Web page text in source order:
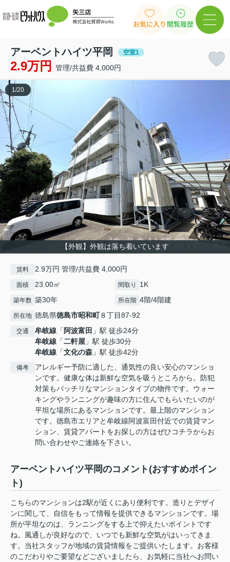
お気に入り 閲覧履歴
アーベントハイツ平岡 空室1
2.9万円 管理/共益費 4,000円
【外観】外観は落ち着いています
1/20
賃料 2.9万円 管理/共益費 4,000円
面積 23.00㎡ 間取り 1K
築年数 築30年 所在階 4階/4階建
所在地 徳島県徳島市昭和町８丁目87-92
交通 牟岐線 「 阿波富田 」駅 徒歩24分
牟岐線 「二軒屋 」駅 徒歩30分
牟岐線 「文化の森 」駅 徒歩42分
備考
アレルギー予防に適した、通気性の良い安心のマンショ
ンです。健康な体は新鮮な空気を吸うところから。防犯
対策もバッチリなマンションタイプの物件です。ウォー
キングやランニングが趣味の方に住んでもらいたいのが
平坦な場所にあるマンションです。最上階のマンション
です。徳島市エリアと牟岐線阿波富田付近での賃貸マン
ション、賃貸アパートをお探しの方はぜひコチラからお
問い合わせやご連絡を下さい。
アーベントハイツ平岡のコメント(おすすめポイン
ト)
こちらのマンションは2駅が近くにあり便利です。造りとデザイ
ンに関して、自信をもって情報を提供できるマンションです。場
所が平坦なのは、ランニングをする上で抑えたいポイントです
ね。風通しが良好なので、いつでも新鮮な空気がはいってきま
す。当社スタッフが地域の賃貸情報をご提供いたします。お客様
のこだわりやご要望などございましたら、お気軽に当社へお問い